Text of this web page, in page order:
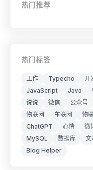
热门推荐
热门标签
工作 Typecho 开
JavaScript
Java
说说
微信 公众号
物联网
车联网 物
ChatGPT
心情 微
MySQL
数据库 文
Blog Helper